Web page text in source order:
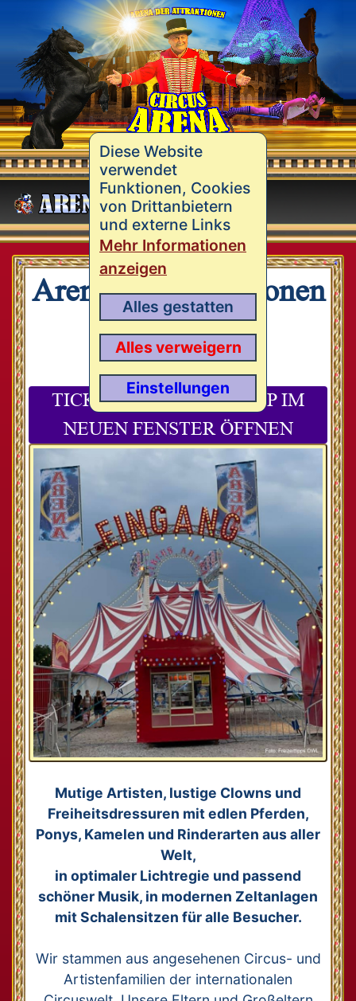
MENÜ
Diese Website
verwendet
Funktionen, Cookies
von Drittanbietern
und externe Links
Mehr Informationen
anzeigen
Alles gestatten
Alles verweigern
Einstellungen
Arena der Attraktionen
- Circus der
Sonderklasse
TICKETS.IO-TICKETSHOP IM
NEUEN FENSTER ÖFFNEN
Mutige Artisten, lustige Clowns und
Freiheitsdressuren mit edlen Pferden,
Ponys, Kamelen und Rinderarten aus aller
Welt,
in optimaler Lichtregie und passend
schöner Musik, in modernen Zeltanlagen
mit Schalensitzen für alle Besucher.
Wir stammen aus angesehenen Circus- und
Artistenfamilien der internationalen